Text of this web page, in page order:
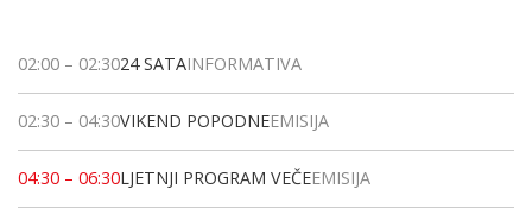
02:00 – 02:3024 SATAINFORMATIVA
02:30 – 04:30VIKEND POPODNEEMISIJA
04:30 – 06:30LJETNJI PROGRAM VEČEEMISIJA